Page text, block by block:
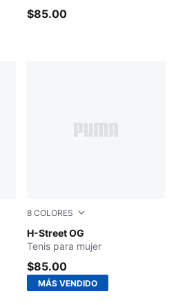
$85.00
8 COLORES
H-Street OG
PUMA Black-PUMA Silver
Tenis para mujer
$85.00
MÁS VENDIDO